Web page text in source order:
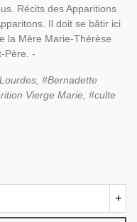
Récits des Apparitions
Il doit se bâtir ici
la Mère Marie-Thérèse
Père. -
#Bernadette
Vierge Marie, #culte
+